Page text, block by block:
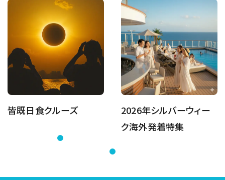
皆既日食クルーズ
2026年シルバーウィー
ク海外発着特集